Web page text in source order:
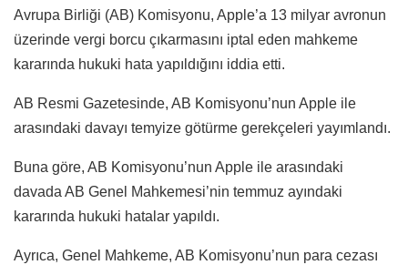
Avrupa Birliği (AB) Komisyonu, Apple’a 13 milyar avronun
üzerinde vergi borcu çıkarmasını iptal eden mahkeme
kararında hukuki hata yapıldığını iddia etti.
AB Resmi Gazetesinde, AB Komisyonu’nun Apple ile
arasındaki davayı temyize götürme gerekçeleri yayımlandı.
Buna göre, AB Komisyonu’nun Apple ile arasındaki
davada AB Genel Mahkemesi’nin temmuz ayındaki
kararında hukuki hatalar yapıldı.
Ayrıca, Genel Mahkeme, AB Komisyonu’nun para cezası